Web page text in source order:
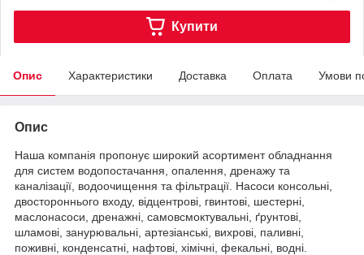
Купити
Опис Характеристики Доставка Оплата Умови
Опис
Наша компанія пропонує широкий асортимент обладнання
для систем водопостачання, опалення, дренажу та
каналізації, водоочищення та фільтрації. Насоси консольні,
двостороннього входу, відцентрові, гвинтові, шестерні,
маслонасоси, дренажні, самовсмоктувальні, ґрунтові,
шламові, занурювальні, артезіанські, вихрові, паливні,
поживні, конденсатні, нафтові, хімічні, фекальні, водні.